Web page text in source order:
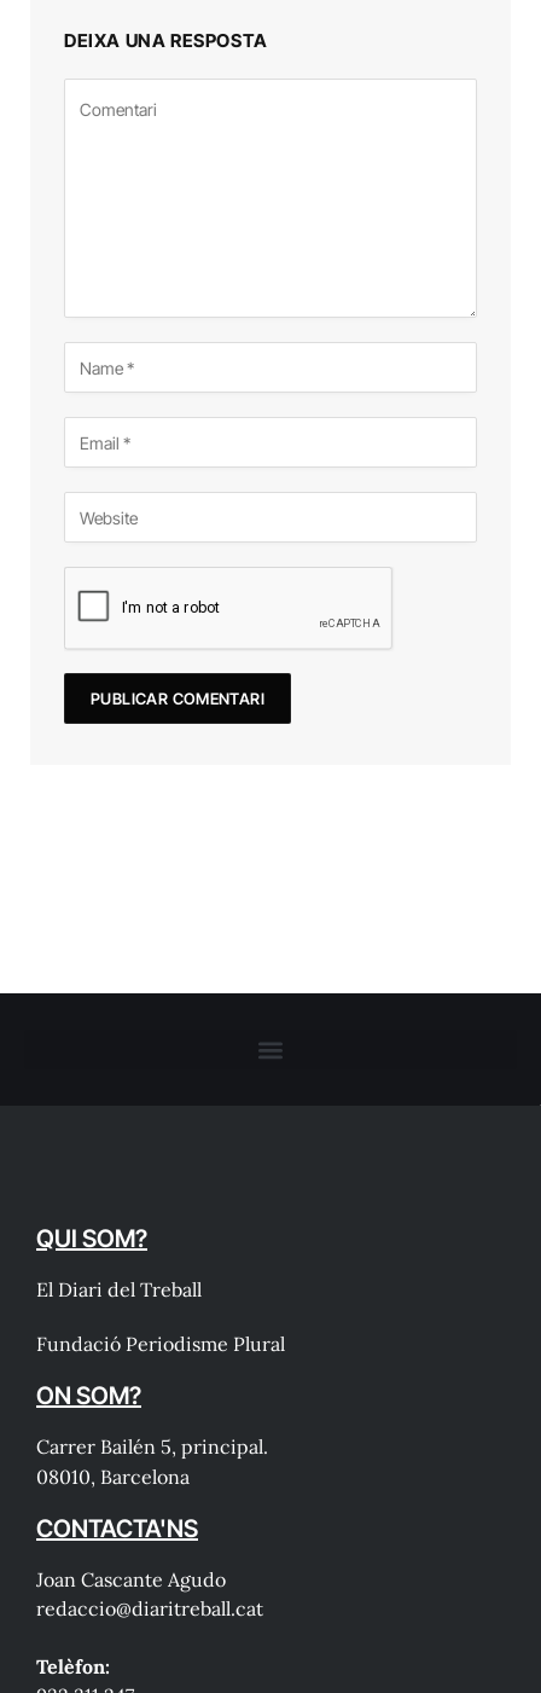
DEIXA UNA RESPOSTA
QUI SOM?
El Diari del Treball
Fundació Periodisme Plural
ON SOM?
Carrer Bailén 5, principal.
08010, Barcelona
CONTACTA'NS
Joan Cascante Agudo
redaccio@diaritreball.cat
Telèfon: